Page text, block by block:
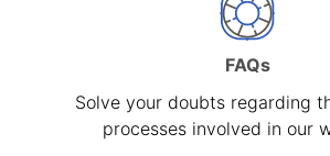
FAQs
Solve your doubts regarding
processes involved in our